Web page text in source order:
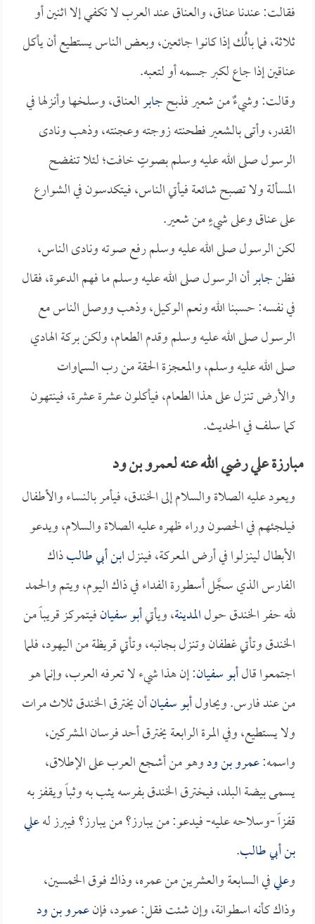
فقالت: عندنا عناق، والعناق عند العرب لا تكفي إلا اثنين أو
ثلاثة، فما بالُك إذا كانوا جائعين، وبعض الناس يستطيع أن يأكل
عناقين إذا جاع لكبر جسمه أو لتعبه.
وقالت: وشيءٌ من شعير فذبحجابرالعناق، وسلخها وأنزلها في
القدر، وأتى بالشعير فطحنته زوجته وعجنته، وذهب ونادى
الرسول صلى الله عليه وسلم بصوتٍ خافت؛ لئلا تنفضح
المسألة ولا تصبح شائعة فيأتي الناس، فيتكدسون في الشوارع
على عناق وعلى شيءٍ من شعير.
لكن الرسول صلى الله عليه وسلم رفع صوته ونادى الناس،
فظنجابرأن الرسول صلى الله عليه وسلم ما فهم الدعوة، فقال
في نفسه: حسبنا الله ونعم الوكيل، وذهب ووصل الناس مع
الرسول صلى الله عليه وسلم وقدم الطعام، ولكن بركة الهادي
صلى الله عليه وسلم، والمعجزة الحقة من رب السماوات
والأرض تنزل على هذا الطعام، فيأكلون عشرة عشرة، فينتهون
كما سلف في الحديث.
مبارزة علي رضي الله عنه لعمرو بن ود
ويعود عليه الصلاة والسلام إلى الخندق، فيأمر بالنساء والأطفال
فيلجئهم في الحصون وراء ظهره عليه الصلاة والسلام، ويدعو
الأبطال لينـزلوا في أرض المعركة، فينزلابن أبي طالبذاك
الفارس الذي سجَّل أسطورة الفداء في ذاك اليوم، ويتم والحمد
لله حفر الخندق حولالمدينة، ويأتيأبو سفيانفيتمركز قريباً من
الخندق وتأتي غطفان وتنزل بجانبه، وتأتي قريظة من اليهود، فلما
اجتمعوا قالأبو سفيان: إن هذا شيء لا تعرفه العرب، وإنما هو
من عند فارس. ويحاولأبو سفيانأن يخترق الخندق ثلاث مرات
ولا يستطيع، وفي المرة الرابعة يخترق أحد فرسان المشركين،
واسمه:عمرو بن ودوهو من أشجع العرب على الإطلاق،
يسمى بيضة البلد، فيخترق الخندق بفرسه يثب به وثباً ويقفز به
قفزاً -وسلاحه عليه- فيدعو: من يبارز؟ من يبارز؟ فيبرز لهعلي
بن أبي طالب.
وعليفي السابعة والعشرين من عمره، وذاك فوق الخمسين،
وذاك كأنه اسطوانة، وإن شئت فقل: عمود، فإنعمرو بن ود